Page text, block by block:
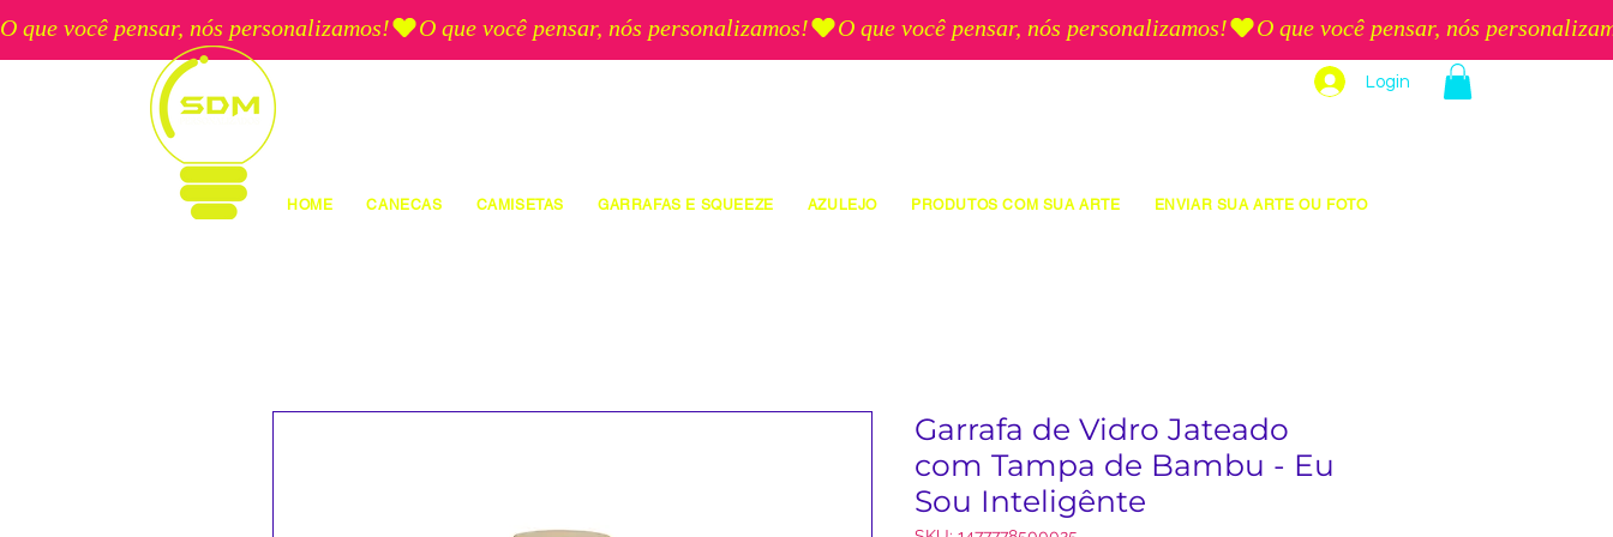
O que você pensar, nós personalizamos!
Login
HOME CANECAS CAMISETAS GARRAFAS E SQUEEZE AZULEJO PRODUTOS COM SUA ARTE ENVIAR SUA ARTE OU FOTO
Garrafa de Vidro Jateado
com Tampa de Bambu - Eu
Sou Inteligênte